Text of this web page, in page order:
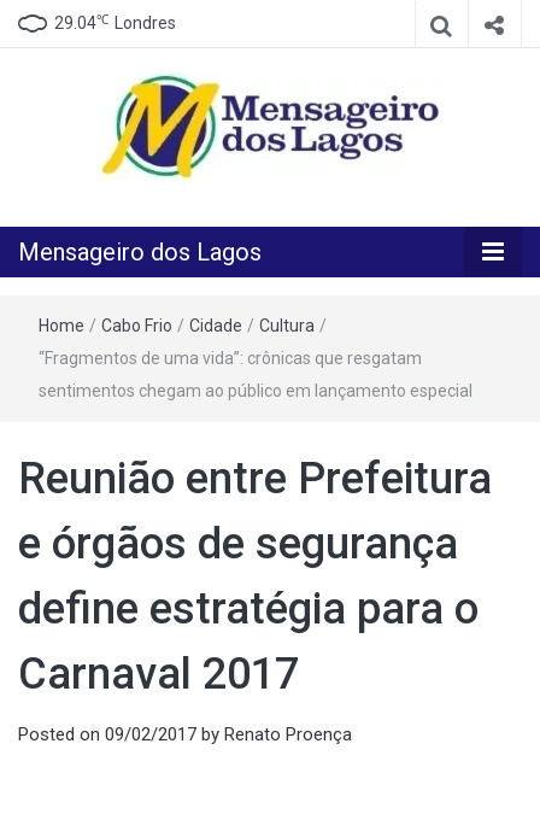
29.04℃ Londres
Mensageiro
dos Lagos
Mensageiro dos Lagos
Home / Cabo Frio / Cidade / Cultura /
“Fragmentos de uma vida”: crônicas que resgatam
sentimentos chegam ao público em lançamento especial
Reunião entre Prefeitura
e órgãos de segurança
define estratégia para o
Carnaval 2017
Posted on 09/02/2017 by Renato Proença